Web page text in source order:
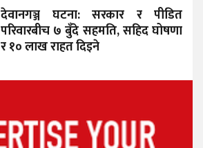
देवानगञ्ज घटना: सरकार र पीडित
परिवारबीच ७ बुँदे सहमति, सहिद घोषणा
र १० लाख राहत दिइने